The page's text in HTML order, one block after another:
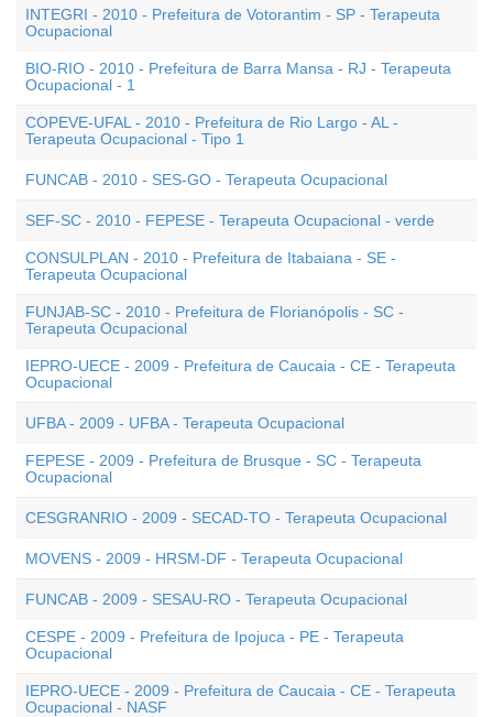
INTEGRI - 2010 - Prefeitura de Votorantim - SP - Terapeuta
Ocupacional
BIO-RIO - 2010 - Prefeitura de Barra Mansa - RJ - Terapeuta
Ocupacional - 1
COPEVE-UFAL - 2010 - Prefeitura de Rio Largo - AL -
Terapeuta Ocupacional - Tipo 1
FUNCAB - 2010 - SES-GO - Terapeuta Ocupacional
SEF-SC - 2010 - FEPESE - Terapeuta Ocupacional - verde
CONSULPLAN - 2010 - Prefeitura de Itabaiana - SE -
Terapeuta Ocupacional
FUNJAB-SC - 2010 - Prefeitura de Florianópolis - SC -
Terapeuta Ocupacional
IEPRO-UECE - 2009 - Prefeitura de Caucaia - CE - Terapeuta
Ocupacional
UFBA - 2009 - UFBA - Terapeuta Ocupacional
FEPESE - 2009 - Prefeitura de Brusque - SC - Terapeuta
Ocupacional
CESGRANRIO - 2009 - SECAD-TO - Terapeuta Ocupacional
MOVENS - 2009 - HRSM-DF - Terapeuta Ocupacional
FUNCAB - 2009 - SESAU-RO - Terapeuta Ocupacional
CESPE - 2009 - Prefeitura de Ipojuca - PE - Terapeuta
Ocupacional
IEPRO-UECE - 2009 - Prefeitura de Caucaia - CE - Terapeuta
Ocupacional - NASF